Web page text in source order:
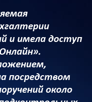
и имела доступ
посредством
около